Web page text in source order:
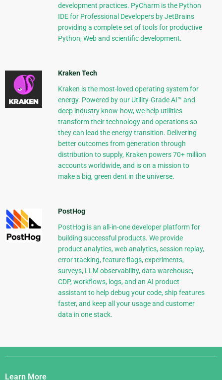
development practices. PyCharm is the Python
IDE for Professional Developers by JetBrains
providing a complete set of tools for productive
Python, Web and scientific development.
Kraken Tech
Kraken is the most-loved operating system for
energy. Powered by our Utility-Grade AI™ and
deep industry know-how, we help utilities
transform their technology and operations so
they can lead the energy transition. Delivering
better outcomes from generation through
distribution to supply, Kraken powers 70+ million
accounts worldwide, and is on a mission to
make a big, green dent in the universe.
PostHog
PostHog is an all-in-one developer platform for
building successful products. We provide
product analytics, web analytics, session replay,
error tracking, feature flags, experiments,
surveys, LLM observability, data warehouse,
CDP, workflows, logs, and an AI product
assistant to help debug your code, ship features
faster, and keep all your usage and customer
data in one stack.
Django
Links
Learn More